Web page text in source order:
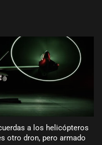
a los helicópteros
otro dron, pero armado